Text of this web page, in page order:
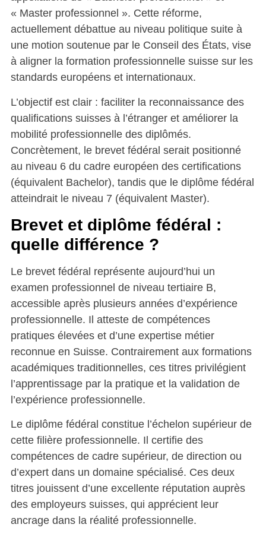
« Master professionnel ». Cette réforme,
actuellement débattue au niveau politique suite à
une motion soutenue par le Conseil des États, vise
à aligner la formation professionnelle suisse sur les
standards européens et internationaux.
L’objectif est clair : faciliter la reconnaissance des
qualifications suisses à l’étranger et améliorer la
mobilité professionnelle des diplômés.
Concrètement, le brevet fédéral serait positionné
au niveau 6 du cadre européen des certifications
(équivalent Bachelor), tandis que le diplôme fédéral
atteindrait le niveau 7 (équivalent Master).
Brevet et diplôme fédéral :
quelle différence ?
Le brevet fédéral représente aujourd’hui un
examen professionnel de niveau tertiaire B,
accessible après plusieurs années d’expérience
professionnelle. Il atteste de compétences
pratiques élevées et d’une expertise métier
reconnue en Suisse. Contrairement aux formations
académiques traditionnelles, ces titres privilégient
l’apprentissage par la pratique et la validation de
l’expérience professionnelle.
Le diplôme fédéral constitue l’échelon supérieur de
cette filière professionnelle. Il certifie des
compétences de cadre supérieur, de direction ou
d’expert dans un domaine spécialisé. Ces deux
titres jouissent d’une excellente réputation auprès
des employeurs suisses, qui apprécient leur
ancrage dans la réalité professionnelle.